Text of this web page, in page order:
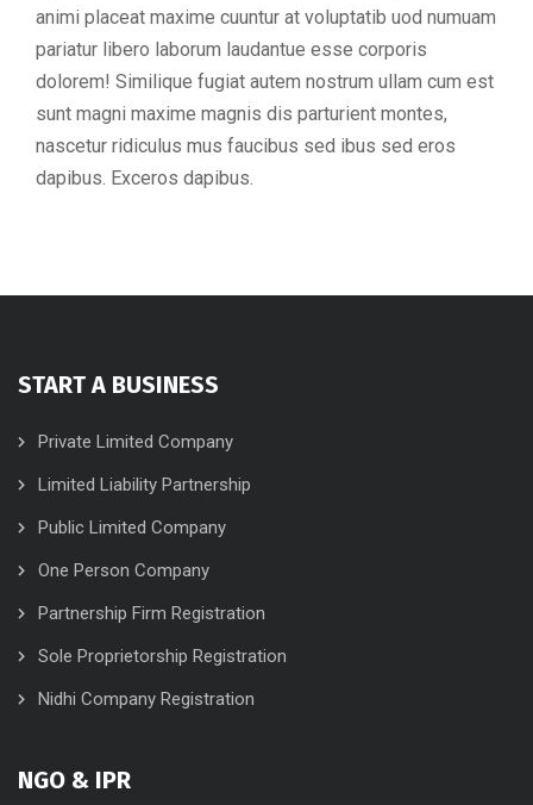
animi placeat maxime cuuntur at voluptatib uod numuam
pariatur libero laborum laudantue esse corporis
dolorem! Similique fugiat autem nostrum ullam cum est
sunt magni maxime magnis dis parturient montes,
nascetur ridiculus mus faucibus sed ibus sed eros
dapibus. Exceros dapibus.
START A BUSINESS
Private Limited Company
Limited Liability Partnership
Public Limited Company
One Person Company
Partnership Firm Registration
Sole Proprietorship Registration
Nidhi Company Registration
NGO & IPR